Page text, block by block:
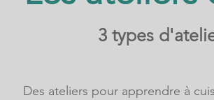
3 types
Des ateliers pour apprendre à